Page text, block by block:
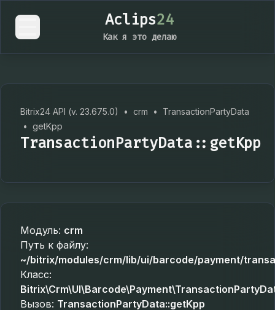
Aclips24
Как я это делаю
Bitrix24 API (v. 23.675.0) • crm •
TransactionPartyData
• getKpp
TransactionPartyData::getKpp
Модуль: crm
Путь к файлу:
~/bitrix/modules/crm/lib/ui/barcode/payment/
Класс:
Вызов: TransactionPartyData::getKpp